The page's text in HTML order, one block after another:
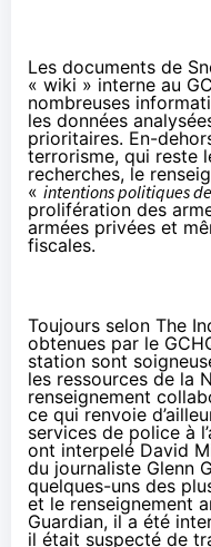
Les documents de
« wiki » interne au
nombreuses
les données
prioritaires. En-
terrorisme, qui reste
recherches, le
« intentions politiques
prolifération des
armées privées et
fiscales.
Toujours selon The
obtenues par le
station sont
les ressources de la
renseignement
ce qui renvoie
services de police à
ont interpelé David
du journaliste Glenn
quelques-uns des
et le renseignement
Guardian, il a été
il était suspecté de